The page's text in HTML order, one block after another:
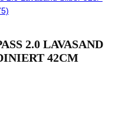
2.0 LAVASAND
42CM